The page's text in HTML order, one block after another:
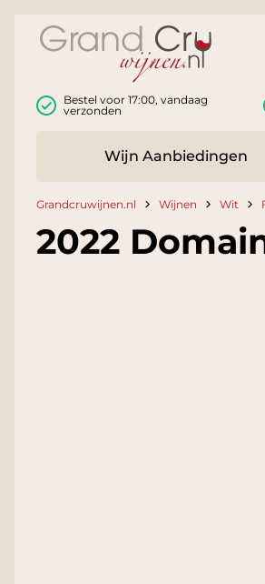
Bestel voor 17:00, vandaag
verzonden
Wijn Aanbiedingen
Grandcruwijnen.nl Wijnen Wit
2022